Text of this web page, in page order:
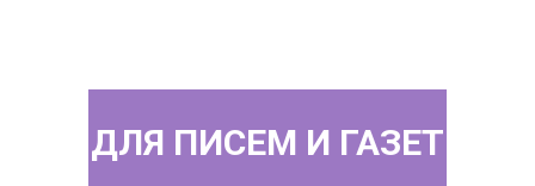
ДЛЯ ПИСЕМ И ГАЗЕТ